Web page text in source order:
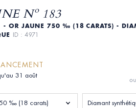
Nº 183
- OR JAUNE 750 ‰ (18 CARATS) -
ID : 4971
31 août
‰ (18 carats) Diamant